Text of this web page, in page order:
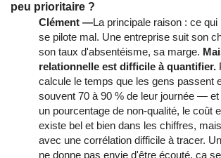
peu prioritaire ?
Clément —La principale raison : ce
se pilote mal. Une entreprise suit son
son taux d'absentéisme, sa marge.
relationnelle est difficile à quantifier.
calcule le temps que les gens passent
souvent 70 à 90 % de leur journée — et
un pourcentage de non-qualité, le coût
existe bel et bien dans les chiffres,
avec une corrélation difficile à tracer.
ne donne pas envie d'être écouté, ça